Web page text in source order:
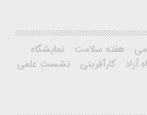
هفته سلامت
نمایشگاه
آزاد کارآفرینی
نشست علمی